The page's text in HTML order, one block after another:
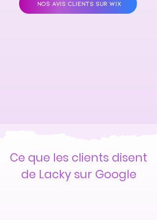
NOS AVIS CLIENTS SUR WIX
Ce que les clients disent
de Lacky sur Google